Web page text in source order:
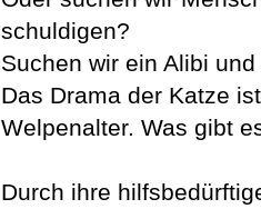
schuldigen?
Suchen wir ein Alibi
Das Drama der Katze
Welpenalter. Was gibt
Durch ihre